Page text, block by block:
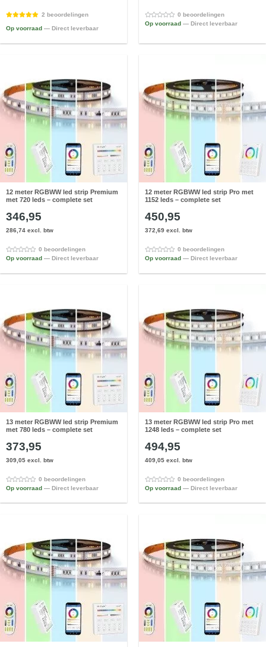
2 beoordelingen
Op voorraad — Direct leverbaar
0 beoordelingen
Op voorraad — Direct leverbaar
12 meter RGBWW led strip Premium
met 720 leds – complete set
346,95
286,74 excl. btw
0 beoordelingen
Op voorraad — Direct leverbaar
12 meter RGBWW led strip Pro met
1152 leds – complete set
450,95
372,69 excl. btw
0 beoordelingen
Op voorraad — Direct leverbaar
13 meter RGBWW led strip Premium
met 780 leds – complete set
373,95
309,05 excl. btw
0 beoordelingen
Op voorraad — Direct leverbaar
13 meter RGBWW led strip Pro met
1248 leds – complete set
494,95
409,05 excl. btw
0 beoordelingen
Op voorraad — Direct leverbaar